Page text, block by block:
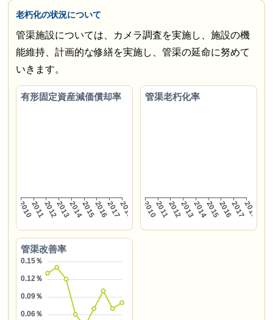
老朽化の状況について
管渠施設については、カメラ調査を実施し、施設の機
能維持、計画的な修繕を実施し、管渠の延命に努めて
いきます。
有形固定資産減価償却率 管渠老朽化率
管渠改善率